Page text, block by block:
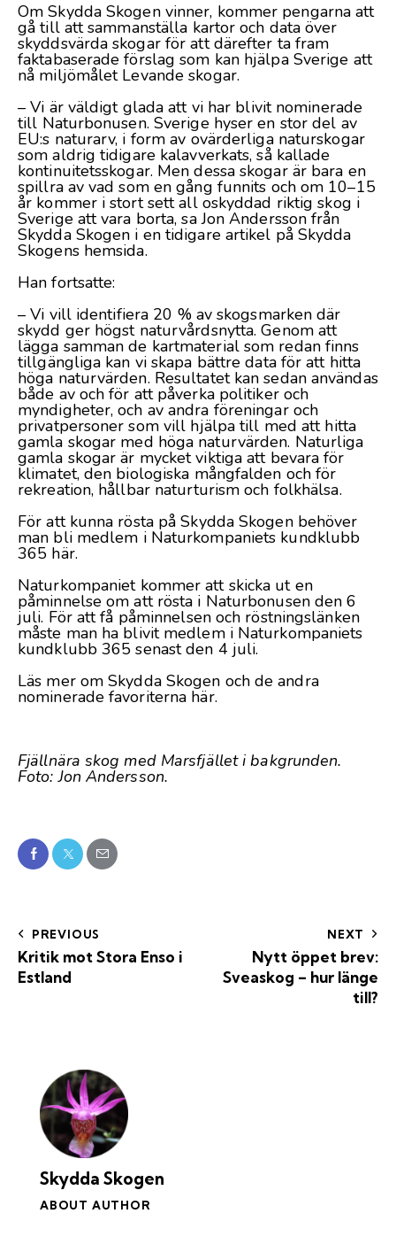
Om Skydda Skogen vinner, kommer pengarna att
gå till att sammanställa kartor och data över
skyddsvärda skogar för att därefter ta fram
faktabaserade förslag som kan hjälpa Sverige att
nå miljömålet Levande skogar.
– Vi är väldigt glada att vi har blivit nominerade
till Naturbonusen. Sverige hyser en stor del av
EU:s naturarv, i form av ovärderliga naturskogar
som aldrig tidigare kalavverkats, så kallade
kontinuitetsskogar. Men dessa skogar är bara en
spillra av vad som en gång funnits och om 10–15
år kommer i stort sett all oskyddad riktig skog i
Sverige att vara borta, sa Jon Andersson från
Skydda Skogen i en tidigare artikel på Skydda
Skogens hemsida.
Han fortsatte:
– Vi vill identifiera 20 % av skogsmarken där
skydd ger högst naturvårdsnytta. Genom att
lägga samman de kartmaterial som redan finns
tillgängliga kan vi skapa bättre data för att hitta
höga naturvärden. Resultatet kan sedan användas
både av och för att påverka politiker och
myndigheter, och av andra föreningar och
privatpersoner som vill hjälpa till med att hitta
gamla skogar med höga naturvärden. Naturliga
gamla skogar är mycket viktiga att bevara för
klimatet, den biologiska mångfalden och för
rekreation, hållbar naturturism och folkhälsa.
För att kunna rösta på Skydda Skogen behöver
man bli medlem i Naturkompaniets kundklubb
365 här.
Naturkompaniet kommer att skicka ut en
påminnelse om att rösta i Naturbonusen den 6
juli. För att få påminnelsen och röstningslänken
måste man ha blivit medlem i Naturkompaniets
kundklubb 365 senast den 4 juli.
Läs mer om Skydda Skogen och de andra
nominerade favoriterna här.
Fjällnära skog med Marsfjället i bakgrunden.
Foto: Jon Andersson.
PREVIOUS
Kritik mot Stora Enso i
Estland
NEXT
Nytt öppet brev:
Sveaskog – hur länge
till?
Skydda Skogen
ABOUT AUTHOR